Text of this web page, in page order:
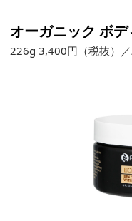
オーガニック ボ
226g 3,400円（税抜）